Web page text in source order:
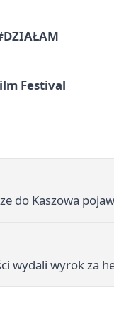
Festival
do Kaszowa
wydali wyrok za